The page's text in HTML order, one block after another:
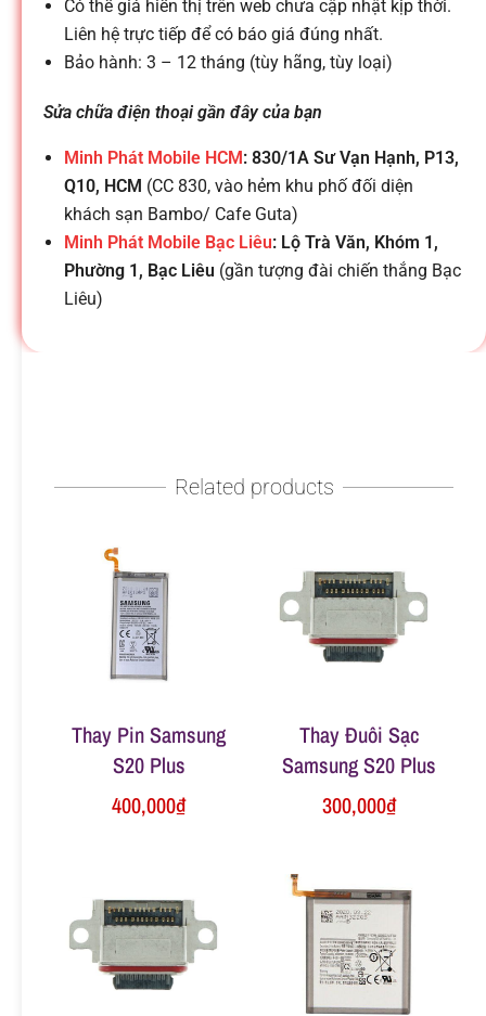
h
o
ạ
i
d
i
ộ
Có thể giá hiển thị trên web chưa cập nhật kịp thời.
Liên hệ trực tiếp để có báo giá đúng nhất.
Bảo hành: 3 – 12 tháng (tùy hãng, tùy loại)
Sửa chữa điện thoại gần đây của bạn
Minh Phát Mobile HCM: 830/1A Sư Vạn Hạnh, P13,
Q10, HCM (CC 830, vào hẻm khu phố đối diện
khách sạn Bambo/ Cafe Guta)
Minh Phát Mobile Bạc Liêu: Lộ Trà Văn, Khóm 1,
Phường 1, Bạc Liêu (gần tượng đài chiến thắng Bạc
Liêu)
Related products
Thay Pin Samsung
S20 Plus
400,000₫
Thay Đuôi Sạc
Samsung S20 Plus
300,000₫